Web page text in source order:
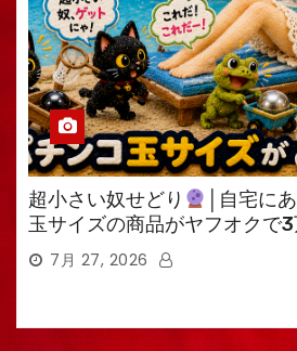
超小さい奴せどり
│自宅に
玉サイズの商品がヤフオクで3
7月 27, 2026